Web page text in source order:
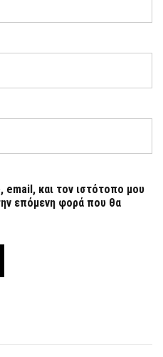
και τον ιστότοπο μου
επόμενη φορά που θα